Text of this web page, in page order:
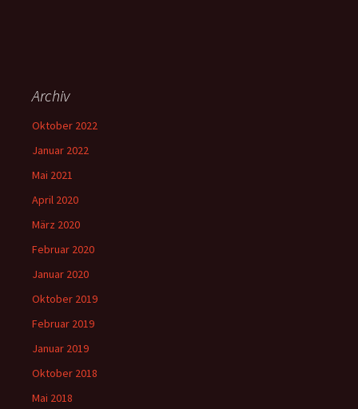
Archiv
Oktober 2022
Januar 2022
Mai 2021
April 2020
März 2020
Februar 2020
Januar 2020
Oktober 2019
Februar 2019
Januar 2019
Oktober 2018
Mai 2018